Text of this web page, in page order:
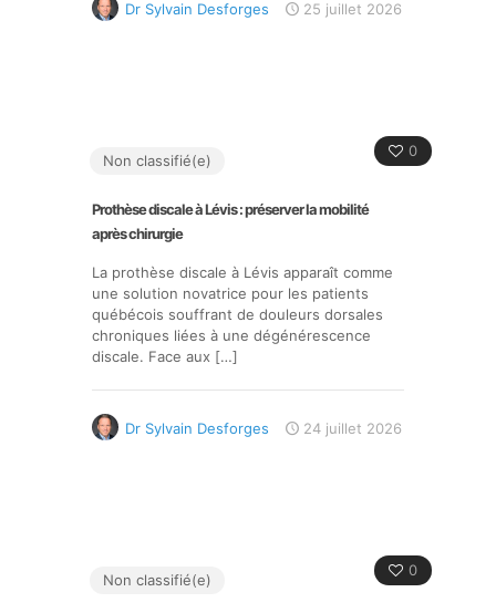
Dr Sylvain Desforges 25 juillet 2026
0
Non classifié(e)
Prothèse discale à Lévis : préserver la mobilité
après chirurgie
La prothèse discale à Lévis apparaît comme
une solution novatrice pour les patients
québécois souffrant de douleurs dorsales
chroniques liées à une dégénérescence
discale. Face aux […]
Dr Sylvain Desforges 24 juillet 2026
0
Non classifié(e)